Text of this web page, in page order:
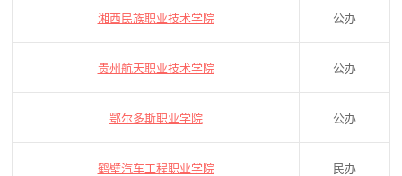
湘西民族职业技术学院 公办
贵州航天职业技术学院 公办
鄂尔多斯职业学院 公办
鹤壁汽车工程职业学院 民办